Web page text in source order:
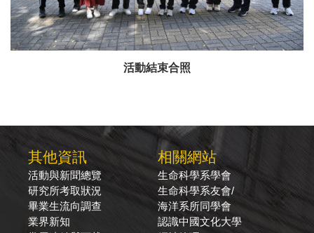
活動結束合照
其他資訊
活動與新聞總覽
研究所考取狀況
畢業生流向調查
業界新知
相關網站
生命科學系學會
生命科學系友會/
海洋系所同學會
認識中國文化大學